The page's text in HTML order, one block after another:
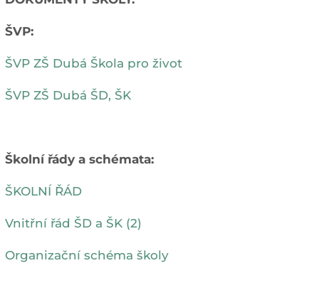
ŠVP:
ŠVP ZŠ Dubá Škola pro život
ŠVP ZŠ Dubá ŠD, ŠK
Školní řády a schémata:
ŠKOLNÍ ŘÁD
Vnitřní řád ŠD a ŠK (2)
Organizační schéma školy